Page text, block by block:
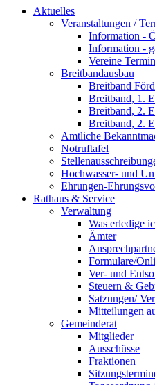
Aktuelles
Veranstaltungen /
Information -
Information -
Vereine
Breitbandausbau
Breitband
Breitband, 1.
Breitband, 2.
Breitband, 2.
Amtliche
Notruftafel
Hochwasser- und
Ehrungen-
Rathaus & Service
Verwaltung
Was erledige
Ämter
Formulare/
Ver- und
Steuern &
Satzungen/
Mitteilungen
Gemeinderat
Mitglieder
Ausschüsse
Fraktionen